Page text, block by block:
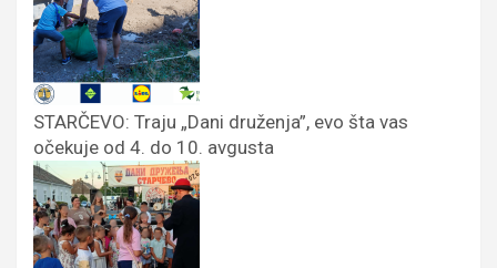
STARČEVO: Traju „Dani druženja”, evo šta vas
očekuje od 4. do 10. avgusta